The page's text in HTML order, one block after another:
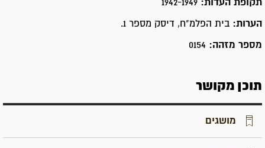
תקופת העדות: 1942-1949
הערות: בית הפלמ"ח, דיסק מספר 1.
מספר מזהה: 0154
תוכן מקושר
מושגים